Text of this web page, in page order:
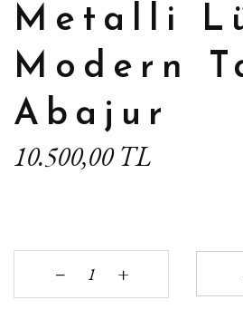
Metalli
Modern
Abajur
10.500,00 TL
‒ +